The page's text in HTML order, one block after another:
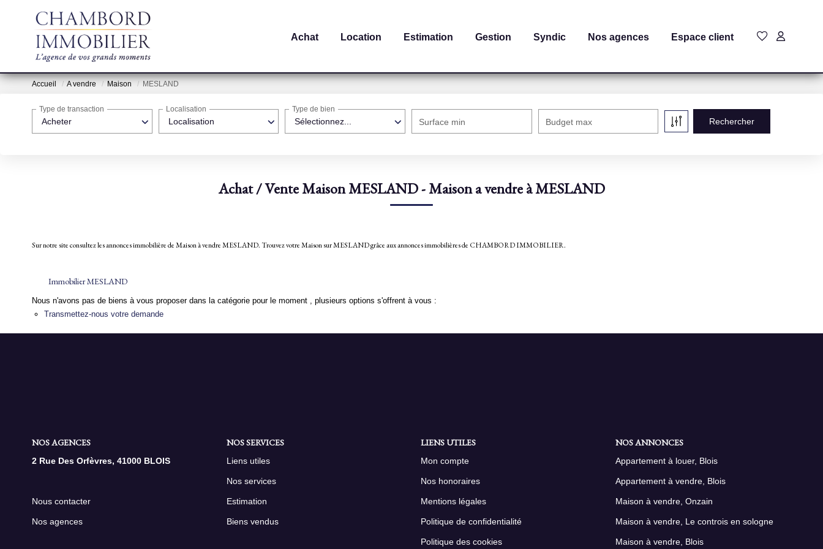
Achat Location Estimation Gestion Syndic Nos agences Espace client
Accueil A vendre Maison MESLAND
Acheter
Type de transaction
Localisation
Localisation
Sélectionnez...
Type de bien
Surface min Budget max
Achat / Vente Maison MESLAND - Maison a vendre à MESLAND
Sur notre site consultez les annonces immobilière de Maison à vendre MESLAND. Trouvez votre Maison sur MESLAND grâce aux annonces immobilières de CHAMBORD IMMOBILIER.
Immobilier MESLAND
Nous n'avons pas de biens à vous proposer dans la catégorie pour le moment , plusieurs options s'offrent à vous :
Transmettez-nous votre demande
NOS AGENCES
2 Rue Des Orfèvres, 41000 BLOIS
Nous contacter
Nos agences
NOS SERVICES
Liens utiles
Nos services
Estimation
Biens vendus
LIENS UTILES
Mon compte
Nos honoraires
Mentions légales
Politique de confidentialité
Politique des cookies
NOS ANNONCES
Appartement à louer, Blois
Appartement à vendre, Blois
Maison à vendre, Onzain
Maison à vendre, Le controis en sologne
Maison à vendre, Blois